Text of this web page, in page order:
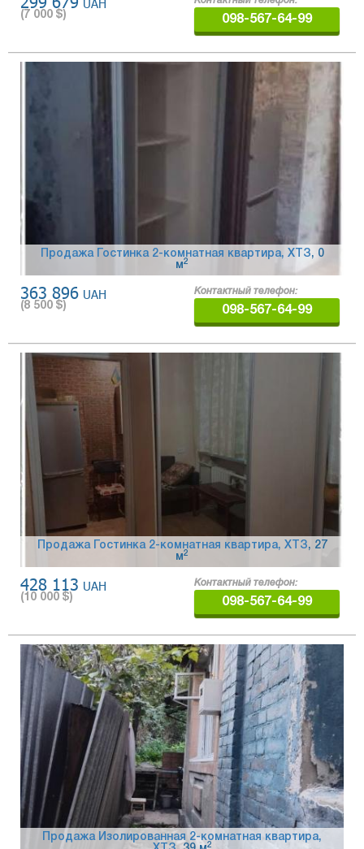
(7 000 $) 098-567-64-99
Продажа Гостинка 2-комнатная квартира, ХТЗ, 0
м 2
363 896 UAH
(8 500 $)
Контактный телефон:
098-567-64-99
Продажа Гостинка 2-комнатная квартира, ХТЗ, 27
м 2
428 113 UAH
(10 000 $)
Контактный телефон:
098-567-64-99
Продажа Изолированная 2-комнатная квартира,
2